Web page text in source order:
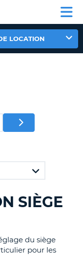
LOCATION
SIÈGE
du siège
pour les